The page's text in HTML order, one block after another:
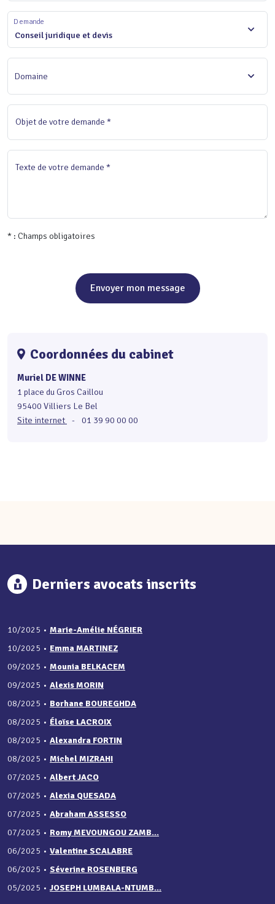
Conseil juridique et devis
Demande
Domaine
Objet de votre demande *
Texte de votre demande *
* : Champs obligatoires
Envoyer mon message
Coordonnées du cabinet
Muriel DE WINNE
1 place du Gros Caillou
95400 Villiers Le Bel
Site internet
- 01 39 90 00 00
Derniers avocats inscrits
10/2025 • Marie-Amélie NÉGRIER
10/2025 • Emma MARTINEZ
09/2025 • Mounia BELKACEM
09/2025 • Alexis MORIN
08/2025 • Borhane BOUREGHDA
08/2025 • Éloïse LACROIX
08/2025 • Alexandra FORTIN
08/2025 • Michel MIZRAHI
07/2025 • Albert JACO
07/2025 • Alexia QUESADA
07/2025 • Abraham ASSESSO
07/2025 • Romy MEVOUNGOU ZAMB...
06/2025 • Valentine SCALABRE
06/2025 • Séverine ROSENBERG
05/2025 • JOSEPH LUMBALA-NTUMB...